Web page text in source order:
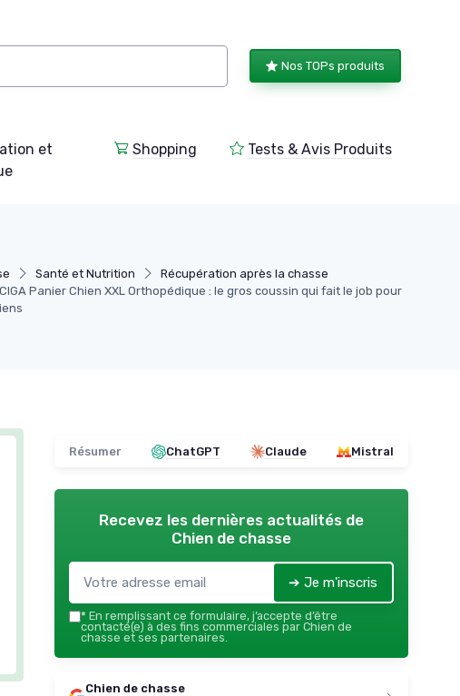
Nos TOPs produits
et
Shopping Tests & Avis Produits
Santé et Nutrition
Récupération après la chasse
Panier Chien XXL Orthopédique : le gros coussin qui fait le job pour
Résumer ChatGPT Claude Mistral
Recevez les dernières actualités de
Chien de chasse
➔ Je m'inscris
* En remplissant ce formulaire, j’accepte d’être
contacté(e) à des fins commerciales par Chien de
chasse et ses partenaires.
Chien de chasse